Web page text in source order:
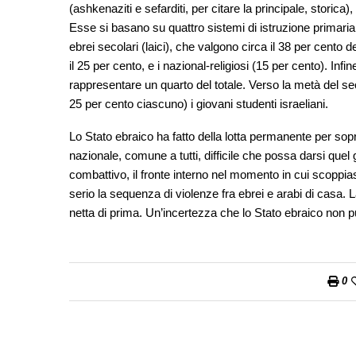
(ashkenaziti e sefarditi, per citare la principale,
Esse si basano su quattro sistemi di istruzione
ebrei secolari (laici), che valgono circa il 38 per cento
il 25 per cento, e i nazional-religiosi (15 per cento).
rappresentare un quarto del totale. Verso la metà del
25 per cento ciascuno) i giovani studenti israeliani.
Lo Stato ebraico ha fatto della lotta permanente per
nazionale, comune a tutti, difficile che possa darsi
combattivo, il fronte interno nel momento in cui
serio la sequenza di violenze fra ebrei e arabi di casa.
netta di prima. Un’incertezza che lo Stato ebraico non
0